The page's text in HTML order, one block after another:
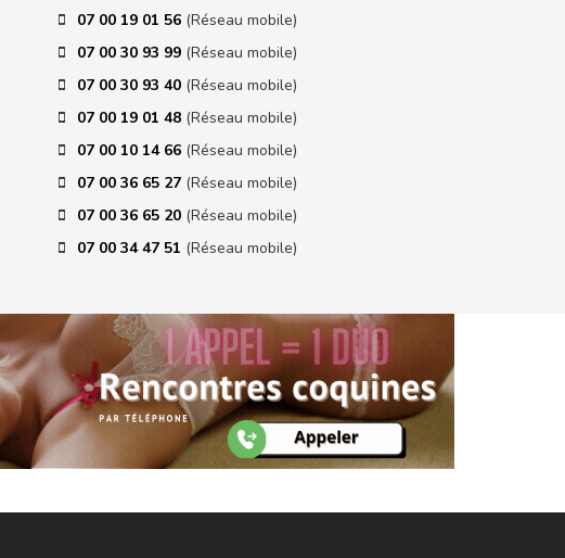
07 00 19 01 56 (Réseau mobile)
07 00 30 93 99 (Réseau mobile)
07 00 30 93 40 (Réseau mobile)
07 00 19 01 48 (Réseau mobile)
07 00 10 14 66 (Réseau mobile)
07 00 36 65 27 (Réseau mobile)
07 00 36 65 20 (Réseau mobile)
07 00 34 47 51 (Réseau mobile)